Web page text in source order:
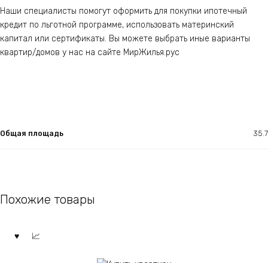
Наши специалисты помогут оформить для покупки ипотечный
кредит по льготной программе, использовать материнский
капитал или сертификаты. Вы можете выбрать иные варианты
квартир/домов у нас на сайте МирЖилья.рус
Общая площадь 35.7
Похожие товары